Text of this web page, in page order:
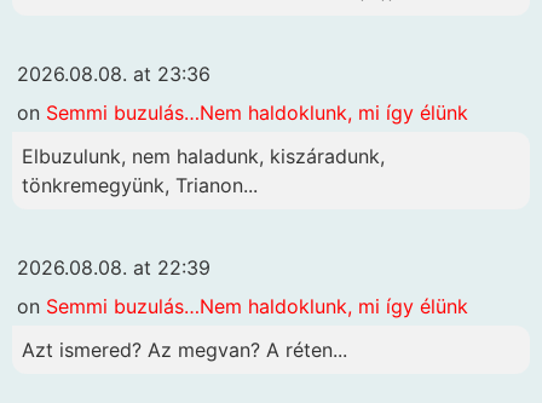
2026.08.08. at 23:36
on Semmi buzulás…Nem haldoklunk, mi így élünk
Elbuzulunk, nem haladunk, kiszáradunk,
tönkremegyünk, Trianon...
2026.08.08. at 22:39
on Semmi buzulás…Nem haldoklunk, mi így élünk
Azt ismered? Az megvan? A réten...